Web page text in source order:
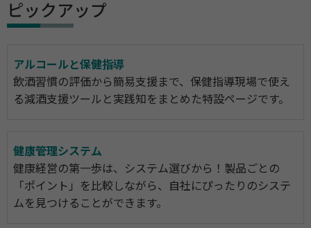
ピックアップ
アルコールと保健指導
飲酒習慣の評価から簡易支援まで、保健指導現場で使え
る減酒支援ツールと実践知をまとめた特設ページです。
健康管理システム
健康経営の第一歩は、システム選びから！製品ごとの
「ポイント」を比較しながら、自社にぴったりのシステ
ムを見つけることができます。